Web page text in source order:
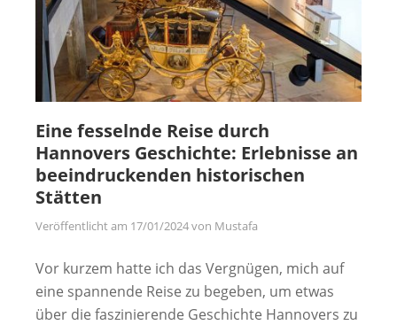
Eine fesselnde Reise durch
Hannovers Geschichte: Erlebnisse an
beeindruckenden historischen
Stätten
Veröffentlicht am 17/01/2024von Mustafa
Vor kurzem hatte ich das Vergnügen, mich auf
eine spannende Reise zu begeben, um etwas
über die faszinierende Geschichte Hannovers zu